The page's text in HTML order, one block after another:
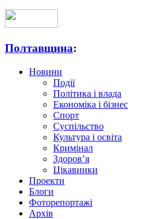
Полтавщина:
Новини
Події
Політика і влада
Економіка і бізнес
Спорт
Суспільство
Культура і освіта
Кримінал
Здоров’я
Цікавинки
Проекти
Блоги
Фоторепортажі
Архів